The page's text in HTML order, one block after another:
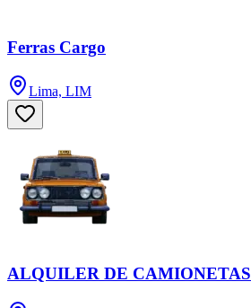
Ferras Cargo
Lima, LIM
ALQUILER DE CAMIONETAS